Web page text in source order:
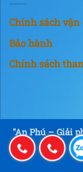
Chính sách vận
Bảo hành
Chính sách
"An Phú – Giải